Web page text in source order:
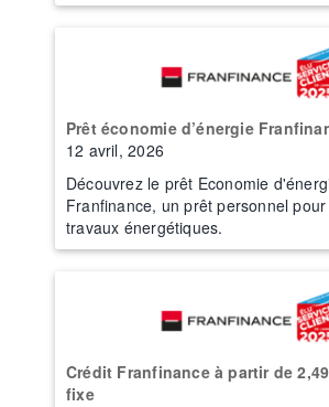
Prêt économie d’énergie
12 avril, 2026
Découvrez le prêt Economie
Franfinance, un prêt personnel
travaux énergétiques.
Crédit Franfinance à partir de 2,49
fixe